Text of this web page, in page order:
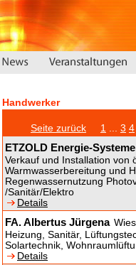
Handwerker
Seite zurück 1 ... 3 4
ETZOLD Energie-Systeme
Verkauf und Installation von
Warmwasserbereitung und
Regenwassernutzung
/Sanitär/Elektro
Details
FA. Albertus Jürgena
Heizung, Sanitär,
Solartechnik,
Details